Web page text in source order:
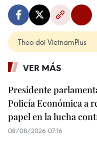
Theo dõi VietnamPlus
VER MÁS
Presidente
Policía Económica a
papel en la lucha
08/08/2026 07:16